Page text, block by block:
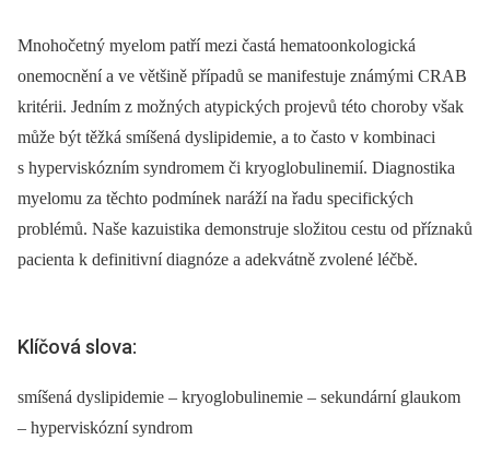
Mnohočetný myelom patří mezi častá hematoonkologická
onemocnění a ve většině případů se manifestuje známými CRAB
kritérii. Jedním z možných atypických projevů této choroby však
může být těžká smíšená dyslipidemie, a to často v kombinaci
s hyperviskózním syndromem či kryoglobulinemií. Diagnostika
myelomu za těchto podmínek naráží na řadu specifických
problémů. Naše kazuistika demonstruje složitou cestu od příznaků
pacienta k definitivní diagnóze a adekvátně zvolené léčbě.
Klíčová slova:
smíšená dyslipidemie – kryoglobulinemie – sekundární glaukom
– hyperviskózní syndrom